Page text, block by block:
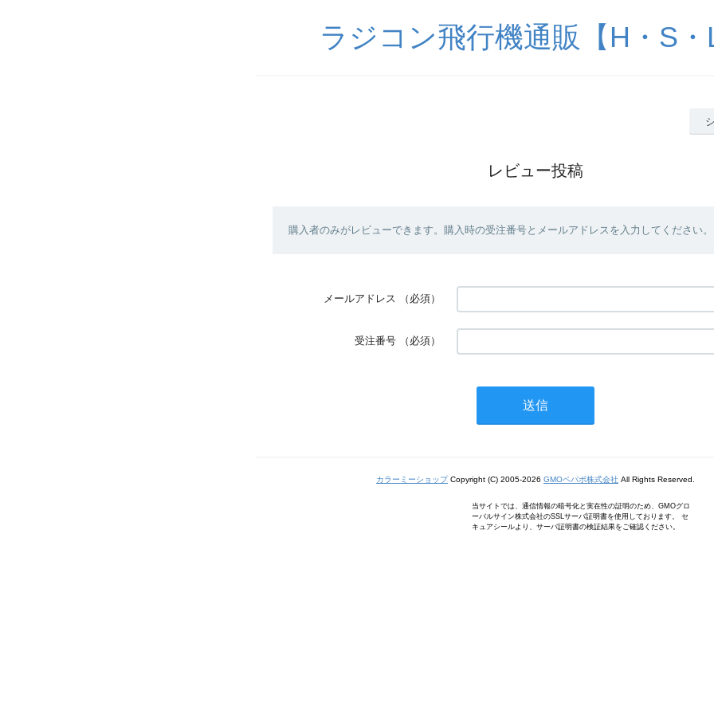
ラジコン飛行機通販【H・S・L
レビュー投稿
購入者のみがレビューできます。購入時の受注番号とメールアドレスを入力してください。
メールアドレス （必須）
受注番号 （必須）
カラーミーショップCopyright (C) 2005-2026 GMOペパボ株式会社 All Rights Reserved.
当サイトでは、通信情報の暗号化と実在性の証明のため、GMOグロ
ーバルサイン株式会社のSSLサーバ証明書を使用しております。 セ
キュアシールより、サーバ証明書の検証結果をご確認ください。